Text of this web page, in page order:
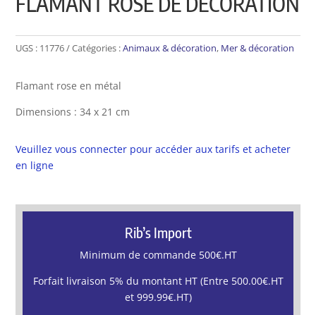
UGS : 11776 Catégories :Animaux & décoration, Mer & décoration
Flamant rose en métal
Dimensions : 34 x 21 cm
Veuillez vous connecter pour accéder aux tarifs et acheter
en ligne
Rib’s Import
Minimum de commande 500€.HT
Forfait livraison 5% du montant HT (Entre 500.00€.HT
et 999.99€.HT)